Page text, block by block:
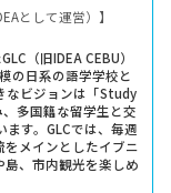
として運営） 】
（旧IDEA CEBU）
の日系の語学学校と
なビジョンは「Study
多国籍な留学生と交
す。GLCでは、毎週
をメインとしたイブニ
島、市内観光を楽しめ